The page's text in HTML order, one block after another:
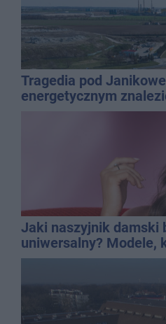
Tragedia pod
energetycznym
Jaki naszyjnik damski
uniwersalny? Modele,
wielu stylizacji